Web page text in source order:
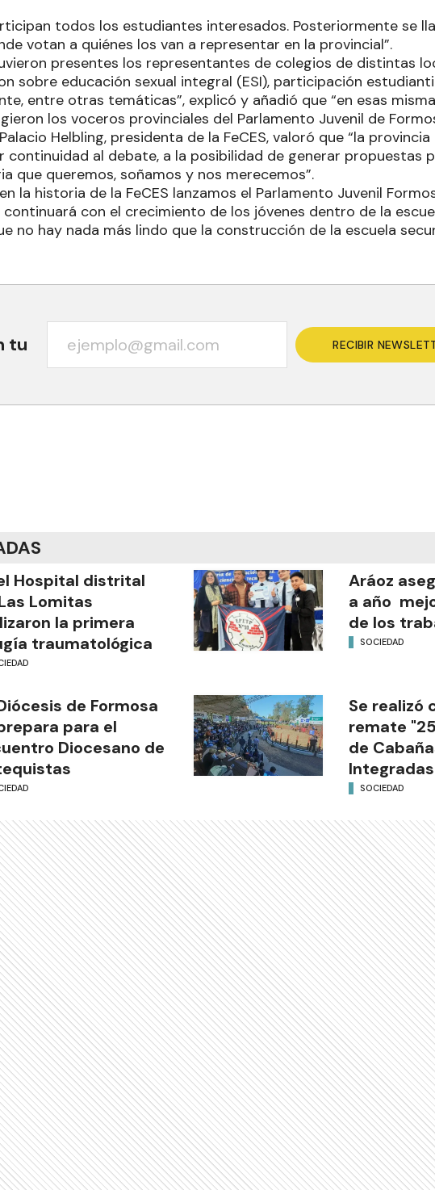
todos los estudiantes interesados. Posteriormente se
votan a quiénes los van a representar en la provincial”.
presentes los representantes de colegios de distintas
sobre educación sexual integral (ESI), participación
entre otras temáticas”, explicó y añadió que “en esas
los voceros provinciales del Parlamento Juvenil de
Helbling, presidenta de la FeCES, valoró que “la
continuidad al debate, a la posibilidad de generar propuestas
que queremos, soñamos y nos merecemos”.
la historia de la FeCES lanzamos el Parlamento Juvenil
con el crecimiento de los jóvenes dentro de la
no hay nada más lindo que la construcción de la escuela
tu RECIBIR
Hospital distrital
Lomitas
la primera
traumatológica
Aráoz
a año
de los
SOCIEDAD
de Formosa
para el
Diocesano de
Se realizó
remate
de
SOCIEDAD